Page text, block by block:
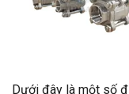
Dưới đây là một số